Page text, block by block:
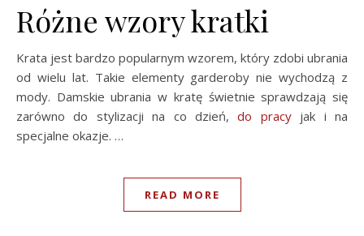
Różne wzory kratki
Krata jest bardzo popularnym wzorem, który zdobi ubrania
od wielu lat. Takie elementy garderoby nie wychodzą z
mody. Damskie ubrania w kratę świetnie sprawdzają się
zarówno do stylizacji na co dzień,do pracyjak i na
specjalne okazje. …
READ MORE